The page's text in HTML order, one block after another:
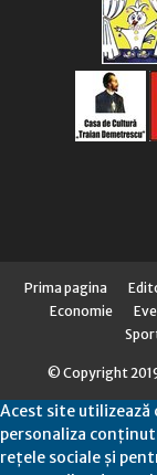
Prima pagina
Economie
© Copyright
Acest site
personaliza
rețele sociale și